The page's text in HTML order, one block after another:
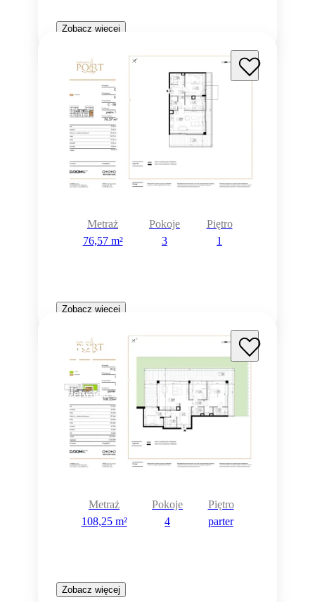
Zobacz więcej
Metraż
76,57 m²
Pokoje
3
Piętro
1
Zobacz więcej
Rezerwacja
Metraż
108,25 m²
Pokoje
4
Piętro
parter
Zobacz więcej